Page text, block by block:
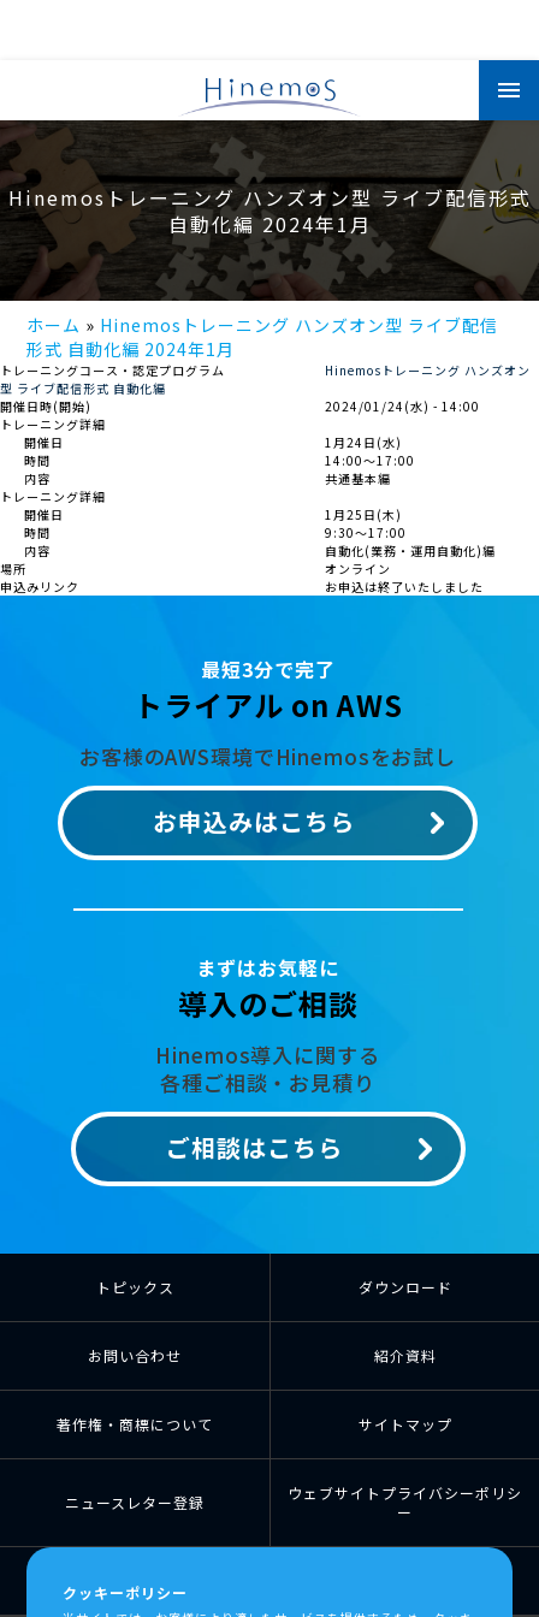
コ
ン
テ
ツHinemosトレーニング ハンズオン型 ライブ配信形式
自動化編 2024年1月
ホーム
Hinemosトレーニング ハンズオン型 ライブ配信
形式 自動化編 2024年1月
トレーニングコース・認定プログラム
Hinemosトレーニング ハンズオン
型 ライブ配信形式 自動化編
開催日時(開始)
2024/01/24(水) - 14:00
トレーニング詳細
開催日
1月24日(水)
時間
14:00～17:00
内容
共通基本編
トレーニング詳細
開催日
1月25日(木)
時間
9:30～17:00
内容
自動化(業務・運用自動化)編
場所
オンライン
申込みリンク
お申込は終了いたしました
最短3分で完了
トライアル on AWS
お客様のAWS環境でHinemosをお試し
お申込みはこちら
まずはお気軽に
導入のご相談
Hinemos導入に関する
各種ご相談・お見積り
ご相談はこちら
トピックス ダウンロード
お問い合わせ 紹介資料
著作権・商標について サイトマップ
ニュースレター登録
ウェブサイトプライバシーポリシ
ー
クッキーポリシー